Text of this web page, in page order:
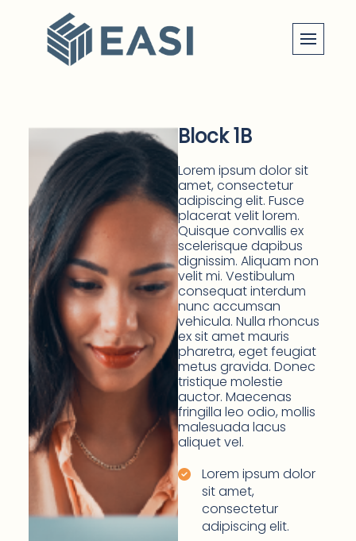
content
Block 1B
Lorem ipsum dolor sit
amet, consectetur
adipiscing elit. Fusce
placerat velit lorem.
Quisque convallis ex
scelerisque dapibus
dignissim. Aliquam non
velit mi. Vestibulum
consequat interdum
nunc accumsan
vehicula. Nulla rhoncus
ex sit amet mauris
pharetra, eget feugiat
metus gravida. Donec
tristique molestie
auctor. Maecenas
fringilla leo odio, mollis
malesuada lacus
aliquet vel.
Lorem ipsum dolor
sit amet,
consectetur
adipiscing elit.